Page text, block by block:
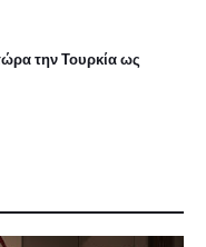
την Τουρκία ως